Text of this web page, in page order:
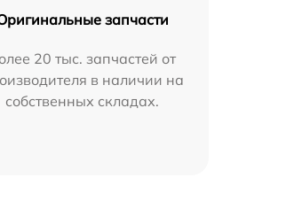
запчасти
20 тыс. запчастей от
в наличии на
собственных складах.